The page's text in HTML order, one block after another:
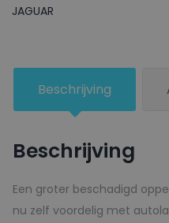
lak
GREEN
150ml
JAGUAR
Beschrijving
Beschrijving
Een groter beschadigd
nu zelf voordelig met